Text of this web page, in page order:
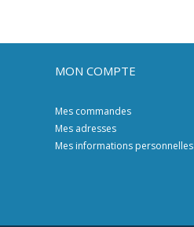
MON COMPTE
Mes commandes
Mes adresses
Mes informations personnelles